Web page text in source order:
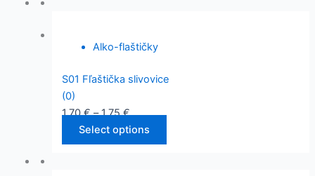
Alko-flaštičky
S01 Fľaštička slivovice
(0)
1,70€–1,75€
Select options